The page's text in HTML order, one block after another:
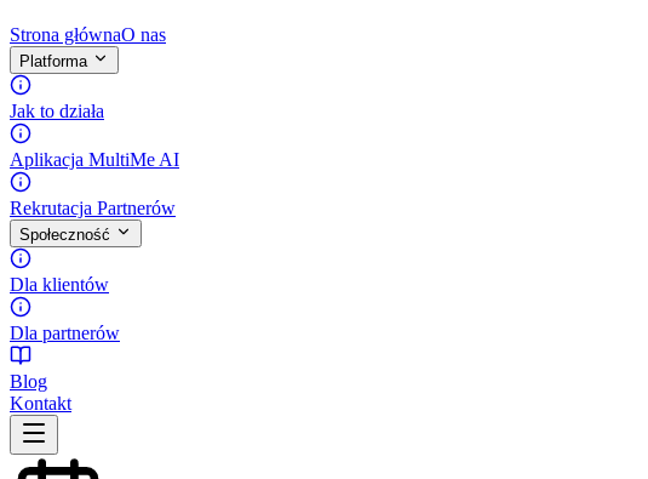
Strona głównaO nas
Platforma
Jak to działa
Aplikacja MultiMe AI
Rekrutacja Partnerów
Społeczność
Dla klientów
Dla partnerów
Blog
Kontakt